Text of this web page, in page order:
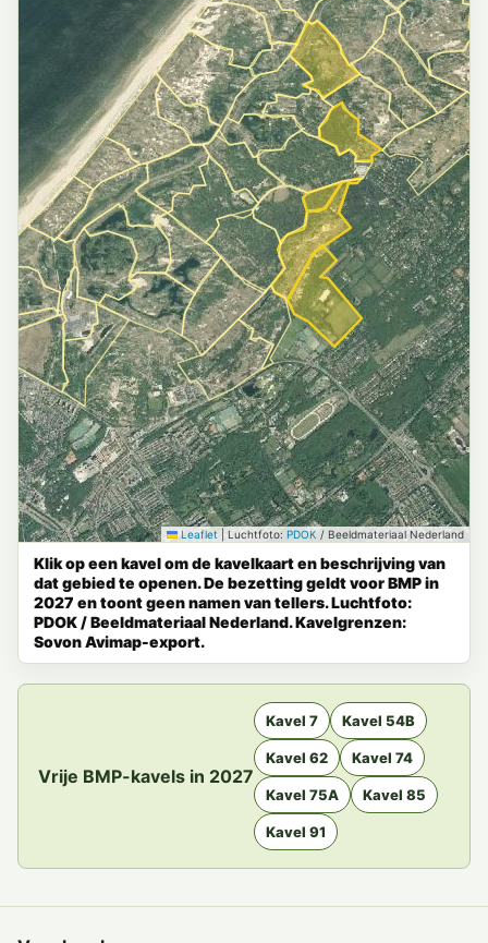
Leaflet Luchtfoto: PDOK / Beeldmateriaal Nederland
Klik op een kavel om de kavelkaart en beschrijving van
dat gebied te openen. De bezetting geldt voor BMP in
2027 en toont geen namen van tellers. Luchtfoto:
PDOK / Beeldmateriaal Nederland. Kavelgrenzen:
Sovon Avimap-export.
Vrije BMP-kavels in 2027
Kavel 7 Kavel 54B
Kavel 62 Kavel 74
Kavel 75A Kavel 85
Kavel 91